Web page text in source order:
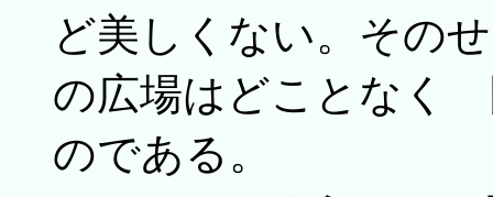
ど美しくない。その
の広場はどことなく
のである。